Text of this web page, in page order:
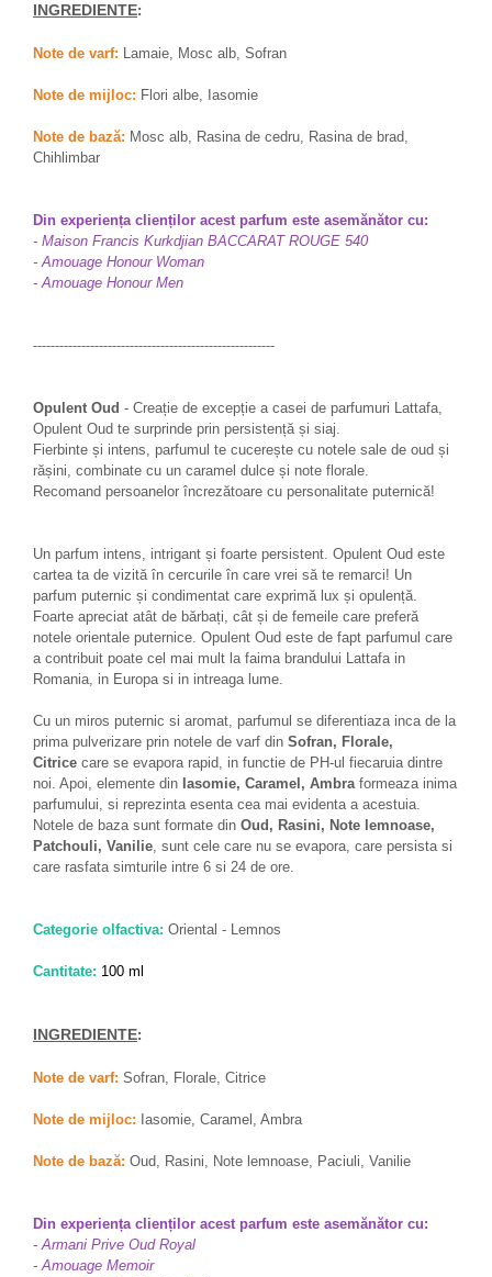
INGREDIENTE:
Note de varf: Lamaie, Mosc alb, Sofran
Note de mijloc: Flori albe, Iasomie
Note de bază: Mosc alb, Rasina de cedru, Rasina de brad,
Chihlimbar
Din experiența clienților acest parfum este asemănător cu:
- Maison Francis Kurkdjian BACCARAT ROUGE 540
- Amouage Honour Woman
- Amouage Honour Men
-------------------------------------------------------
Opulent Oud - Creație de excepție a casei de parfumuri Lattafa,
Opulent Oud te surprinde prin persistență și siaj.
Fierbinte și intens, parfumul te cucerește cu notele sale de oud și
rășini, combinate cu un caramel dulce și note florale.
Recomand persoanelor încrezătoare cu personalitate puternică!
Un parfum intens, intrigant și foarte persistent. Opulent Oud este
cartea ta de vizită în cercurile în care vrei să te remarci! Un
parfum puternic și condimentat care exprimă lux și opulență.
Foarte apreciat atât de bărbați, cât și de femeile care preferă
notele orientale puternice. Opulent Oud este de fapt parfumul care
a contribuit poate cel mai mult la faima brandului Lattafa in
Romania, in Europa si in intreaga lume.
Cu un miros puternic si aromat, parfumul se diferentiaza inca de la
prima pulverizare prin notele de varf din Sofran, Florale,
Citrice care se evapora rapid, in functie de PH-ul fiecaruia dintre
noi. Apoi, elemente din Iasomie, Caramel, Ambra formeaza inima
parfumului, si reprezinta esenta cea mai evidenta a acestuia.
Notele de baza sunt formate din Oud, Rasini, Note lemnoase,
Patchouli, Vanilie, sunt cele care nu se evapora, care persista si
care rasfata simturile intre 6 si 24 de ore.
Categorie olfactiva: Oriental - Lemnos
Cantitate: 100 ml
INGREDIENTE:
Note de varf: Sofran, Florale, Citrice
Note de mijloc: Iasomie, Caramel, Ambra
Note de bază: Oud, Rasini, Note lemnoase, Paciuli, Vanilie
Din experiența clienților acest parfum este asemănător cu:
- Armani Prive Oud Royal
- Amouage Memoir